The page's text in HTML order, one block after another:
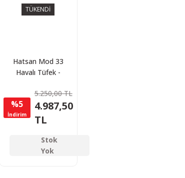
TÜKENDİ
Hatsan Mod 33
Havalı Tüfek -
%5
İndirim
5.250,00 TL
4.987,50
TL
Stok
Yok